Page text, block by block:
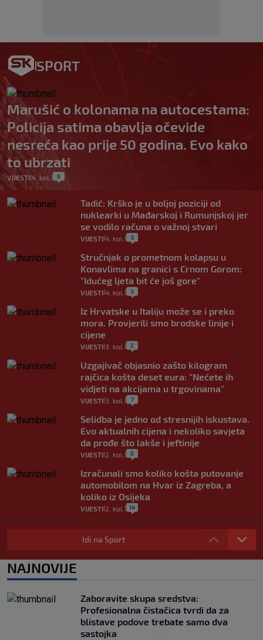
SPORT
Marušić o kolonama na autocestama:
Policija satima obavlja očevide
nesreća kao prije 50 godina. Evo kako
to ubrzati
VIJESTI 4. kol. 6
Tadić: Krško je u boljoj poziciji od
nuklearki u Mađarskoj i Rumunjskoj jer
se vodilo računa o važnoj stvari
VIJESTI 4. kol. 5
Stručnjak o prometnom kolapsu u
Konavlima na granici s Crnom Gorom:
"Idućeg ljeta bit će još gore"
VIJESTI 4. kol. 3
Iz Hrvatske u Italiju može se i preko
mora. Provjerili smo brodske linije i
cijene
VIJESTI 3. kol. 2
Uzgajivač objasnio zašto kilogram
rajčica košta deset eura: "Nećete ih
vidjeti na akcijama u trgovinama"
VIJESTI 3. kol. 7
Selidba je jedno od stresnijih iskustava.
Evo aktualnih cijena i nekoliko savjeta
da prođe što lakše i jeftinije
VIJESTI 2. kol. 0
Izračunali smo koliko košta putovanje
automobilom na Hvar iz Zagreba, a
koliko iz Osijeka
VIJESTI 2. kol. 14
"Kći je otišla na more, a zaboravila
zdravstvenu iskaznicu". Kakva su prava
pacijenata izvan mjesta prebivališta?
1
Plenković na 15 dana ukine mjere: "Ne bi
se dogodilo ništa. Vlada se zaljubila u te
intervencije"
30. srp. 25
Idi na Sport
NAJNOVIJE
Zaboravite skupa sredstva:
Profesionalna čistačica tvrdi da za
blistave podove trebate samo dva
sastojka